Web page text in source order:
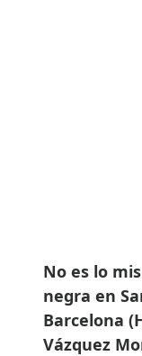
No es lo
negra en
Barcelona
Vázquez